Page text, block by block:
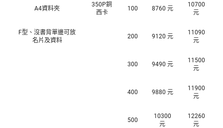
A4資料夾
350P銅
西卡
100 8760 元
10700
元
F型、沒書背單邊可放
名片及資料
200 9120 元
11090
元
300 9490 元
11500
元
400 9880 元
11900
元
500
10300
元
12260
元